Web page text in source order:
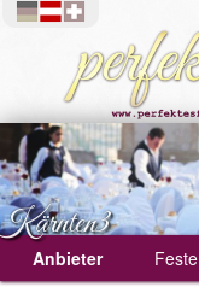
Anbieter
Feste